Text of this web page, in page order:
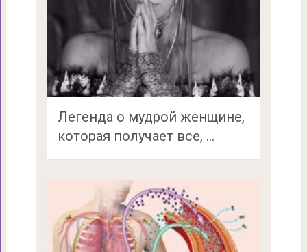
Легенда о мудрой женщине,
которая получает все, …